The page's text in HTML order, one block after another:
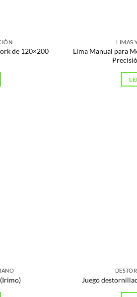
de 120×200
LIMAS
Lima Manual para
Juego